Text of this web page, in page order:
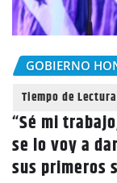
GOBIERNO
“Sé mi
se lo voy a
sus primeros